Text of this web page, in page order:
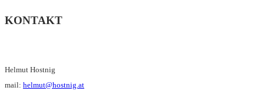
KONTAKT
Helmut Hostnig
mail: helmut@hostnig.at